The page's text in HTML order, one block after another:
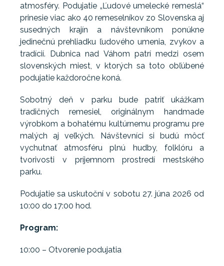
atmosféry. Podujatie „Ľudové umelecké remeslá“
prinesie viac ako 40 remeselníkov zo Slovenska aj
susedných krajín a návštevníkom ponúkne
jedinečnú prehliadku ľudového umenia, zvykov a
tradícií. Dubnica nad Váhom patrí medzi osem
slovenských miest, v ktorých sa toto obľúbené
podujatie každoročne koná.
Sobotný deň v parku bude patriť ukážkam
tradičných remesiel, originálnym handmade
výrobkom a bohatému kultúrnemu programu pre
malých aj veľkých. Návštevníci si budú môcť
vychutnať atmosféru plnú hudby, folklóru a
tvorivosti v príjemnom prostredí mestského
parku.
Podujatie sa uskutoční v sobotu 27. júna 2026 od
10:00 do 17:00 hod.
Program:
10:00 – Otvorenie podujatia